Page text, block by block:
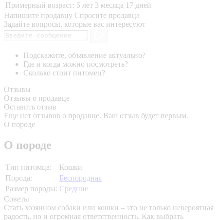
Примерный возраст: 5 лет 3 месяца 17 дней
Напишите продавцу Спросите продавца
Задайте вопросы, которые вас интересуют
Подскажите, объявление актуально?
Где и когда можно посмотреть?
Сколько стоит питомец?
Отзывы
Отзывы о продавце
Оставить отзыв
Еще нет отзывов о продавце. Ваш отзыв будет первым.
О породе
О породе
Тип питомца:
Кошки
Порода:
Беспородная
Размер породы: Средние
Советы
Стать хозяином собаки или кошки – это не только невероятная
радость, но и огромная ответственность. Как выбрать